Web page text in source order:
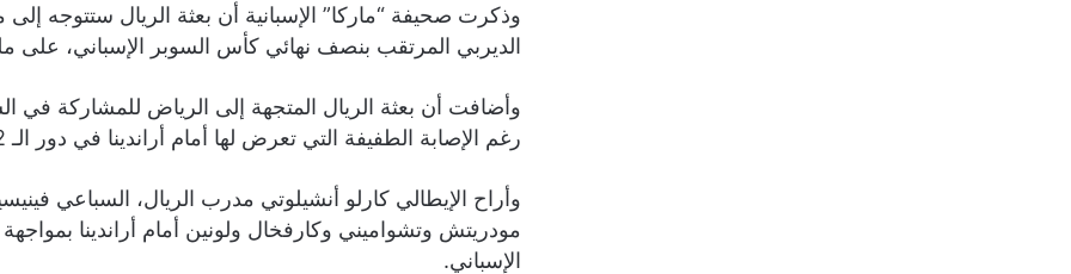
وذكرت صحيفة “ماركا” الإسبانية أن بعثة الريال ستتوجه إلى
الديربي المرتقب بنصف نهائي كأس السوبر الإسباني، على
وأضافت أن بعثة الريال المتجهة إلى الرياض للمشاركة في
رغم الإصابة الطفيفة التي تعرض لها أمام أراندينا في دور الـ 32 بكأس ملك إسبانيا.
وأراح الإيطالي كارلو أنشيلوتي مدرب الريال، السباعي
مودريتش وتشواميني وكارفخال ولونين أمام أراندينا
الإسباني.